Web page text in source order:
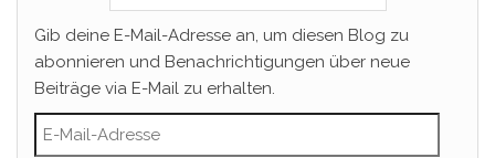
Gib deine E-Mail-Adresse an, um diesen Blog zu
abonnieren und Benachrichtigungen über neue
Beiträge via E-Mail zu erhalten.
E-Mail-Adresse